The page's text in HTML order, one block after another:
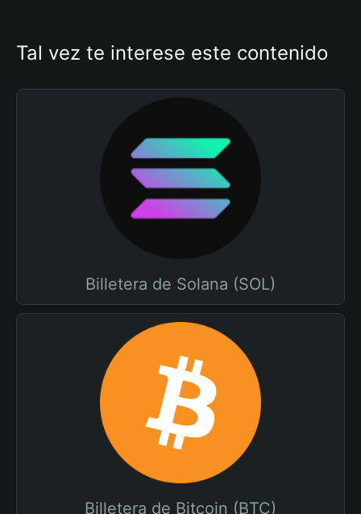
Tal vez te interese este contenido
Billetera de Solana (SOL)
Billetera de Bitcoin (BTC)